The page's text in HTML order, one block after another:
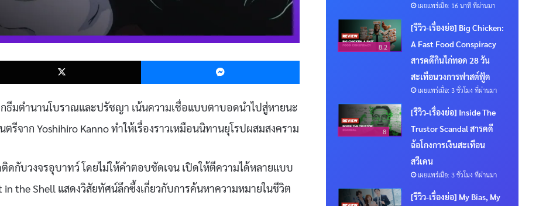
X Messenger
กธีมตำนานโบราณและปรัชญา เน้นความเชื่อแบบตาบอดนำไปสู่หายนะ
รีจาก Yoshihiro Kanno ทำให้เรื่องราวเหมือนนิทานยุโรปผสมสงคราม
กับวงจรอุบาทว์ โดยไม่ให้คำตอบชัดเจน เปิดให้ตีความได้หลายแบบ
in the Shell แสดงวิสัยทัศน์ลึกซึ้งเกี่ยวกับการค้นหาความหมายในชีวิต
เผยแพร่เมื่อ: 16 นาที ที่ผ่านมา
8.2
[รีวิว-เรื่องย่อ] Big Chicken:
A Fast Food Conspiracy
สารคดีกินไก่ทอด 28 วัน
สะเทือนวงการฟาสต์ฟู้ด
เผยแพร่เมื่อ: 3 ชั่วโมง ที่ผ่านมา
8
[รีวิว-เรื่องย่อ] Inside The
Trustor Scandal สารคดี
ฉ้อโกงการเงินสะเทือน
สวีเดน
เผยแพร่เมื่อ: 3 ชั่วโมง ที่ผ่านมา
[รีวิว-เรื่องย่อ] My Bias, My